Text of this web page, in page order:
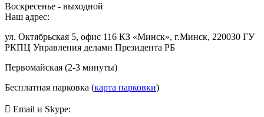
Воскресенье - выходной
Наш адрес:
ул. Октябрьская 5, офис 116 КЗ «Минск», г.Минск, 220030 ГУ
РКПЦ Управления делами Президента РБ
Первомайская (2-3 минуты)
Бесплатная парковка (карта парковки)
Email и Skype: